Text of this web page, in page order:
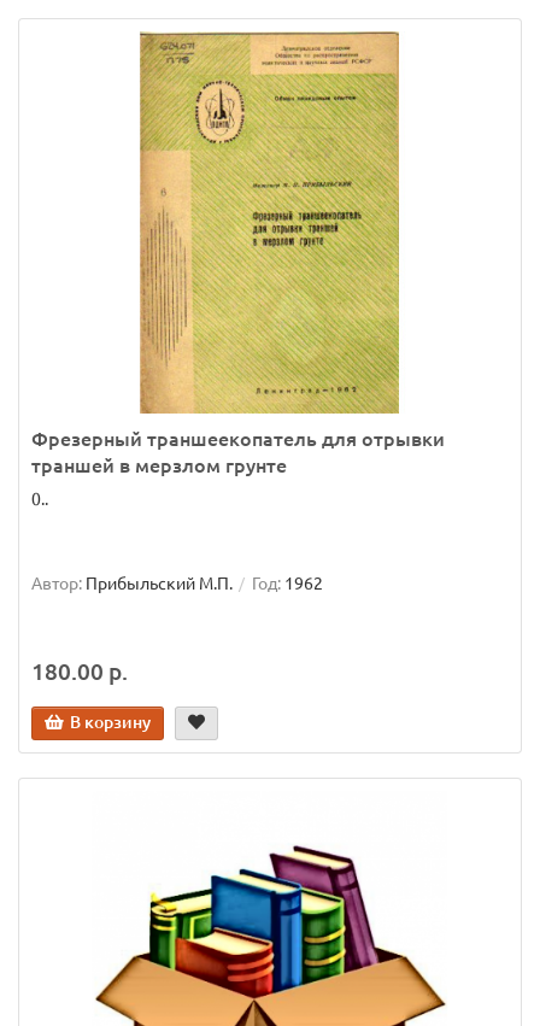
Фрезерный траншеекопатель для отрывки
траншей в мерзлом грунте
0..
Автор: Прибыльский М.П. Год: 1962
180.00 р.
В корзину